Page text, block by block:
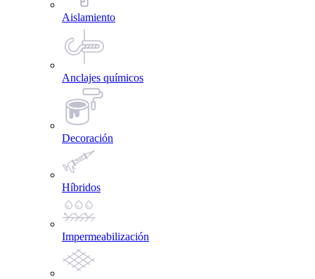
Aislamiento
Anclajes químicos
Decoración
Híbridos
Impermeabilización